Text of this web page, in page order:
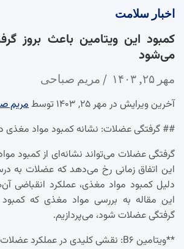
اخبار سلامت
کمبود این ویتامین باعث بروز
می‌شود
مهر ۲۵, ۱۴۰۳ مریم صباحی
آخرین ویرایش در مهر ۲۵, ۱۴۰۳ توسط
مریم
## گرفتگی عضلات: نشانه کمبود مواد مغذی
گرفتگی عضلات می‌تواند نشانه‌ای از کمبود
این اتفاق زمانی رخ می‌دهد که عضلات به
دلیل کمبود مواد مغذی، عملکرد انقباضی
این مقاله به بررسی مواد مغذی که
گرفتگی عضلات شود، می‌پردازیم.
**ویتامین B۶: نقشی کلیدی در عملکرد عضلات**